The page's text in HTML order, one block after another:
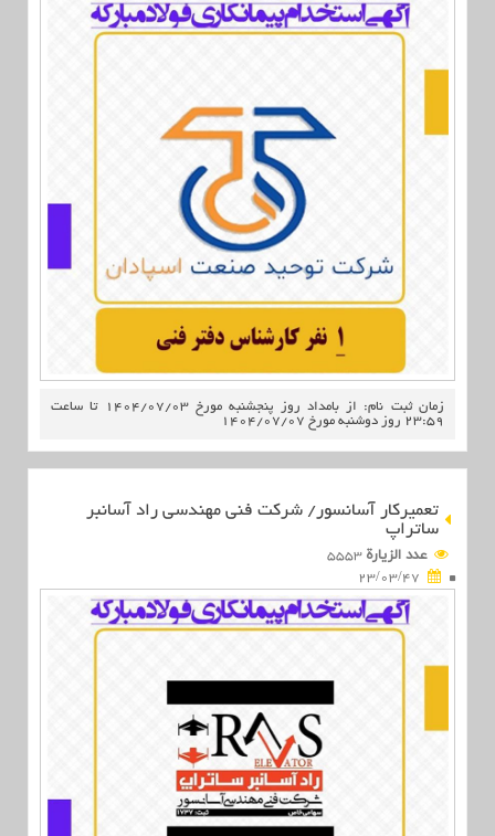
زمان ثبت نام: از بامداد روز پنجشنبه مورخ 1404/07/03 تا ساعت
23:59 روز دوشنبه مورخ 1404/07/07
تعمیرکار آسانسور/ شرکت فنی مهندسی راد آسانبر
ساتراپ
عدد الزیارة 5553
23/03/47